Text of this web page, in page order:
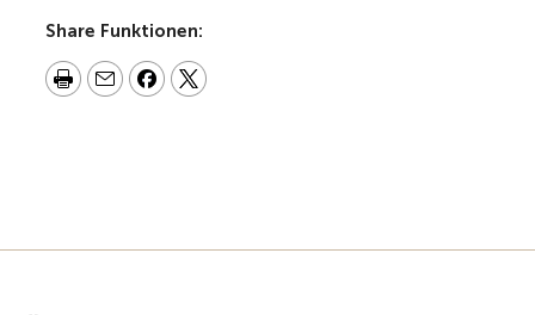
Share Funktionen: